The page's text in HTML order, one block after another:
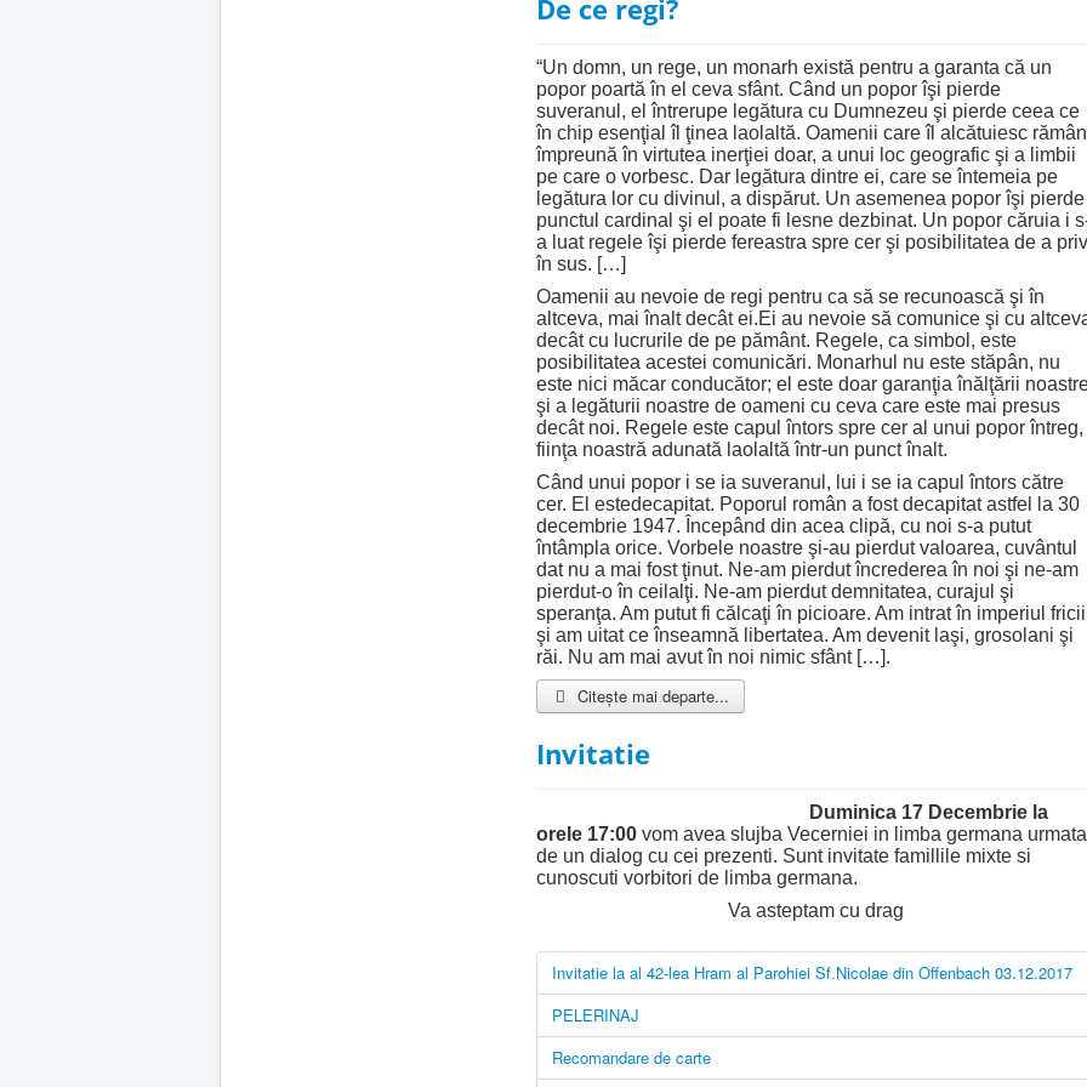
De ce regi?
“Un domn, un rege, un monarh există pentru a garanta că un
popor poartă în el ceva sfânt. Când un popor îşi pierde
suveranul, el întrerupe legătura cu Dumnezeu şi pierde ceea ce
în chip esenţial îl ţinea laolaltă. Oamenii care îl alcătuiesc rămân
împreună în virtutea inerţiei doar, a unui loc geografic şi a limbii
pe care o vorbesc. Dar legătura dintre ei, care se întemeia pe
legătura lor cu divinul, a dispărut. Un asemenea popor îşi pierde
punctul cardinal şi el poate fi lesne dezbinat. Un popor căruia i
a luat regele îşi pierde fereastra spre cer şi posibilitatea de a
în sus. […]
Oamenii au nevoie de regi pentru ca să se recunoască şi în
altceva, mai înalt decât ei.Ei au nevoie să comunice şi cu
decât cu lucrurile de pe pământ. Regele, ca simbol, este
posibilitatea acestei comunicări. Monarhul nu este stăpân, nu
este nici măcar conducător; el este doar garanţia înălţării
şi a legăturii noastre de oameni cu ceva care este mai presus
decât noi. Regele este capul întors spre cer al unui popor întreg,
fiinţa noastră adunată laolaltă într-un punct înalt.
Când unui popor i se ia suveranul, lui i se ia capul întors către
cer. El estedecapitat. Poporul român a fost decapitat astfel la 30
decembrie 1947. Începând din acea clipă, cu noi s-a putut
întâmpla orice. Vorbele noastre şi-au pierdut valoarea, cuvântul
dat nu a mai fost ţinut. Ne-am pierdut încrederea în noi şi ne-am
pierdut-o în ceilalţi. Ne-am pierdut demnitatea, curajul şi
speranţa. Am putut fi călcaţi în picioare. Am intrat în imperiul fricii
şi am uitat ce înseamnă libertatea. Am devenit laşi, grosolani şi
răi. Nu am mai avut în noi nimic sfânt […].
Citește mai departe...
Invitatie
Duminica 17 Decembrie la
orele 17:00 vom avea slujba Vecerniei in limba germana urmata
de un dialog cu cei prezenti. Sunt invitate famillile mixte si
cunoscuti vorbitori de limba germana.
Va asteptam cu drag
Invitatie la al 42-lea Hram al Parohiei Sf.Nicolae din Offenbach 03.12.2017
PELERINAJ
Recomandare de carte